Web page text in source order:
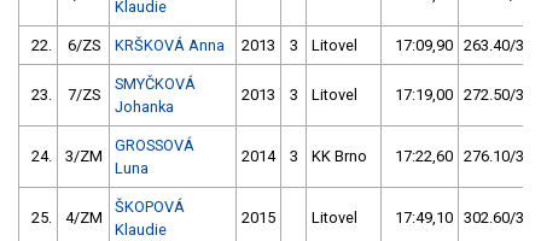
Klaudie
22. 6/ZS KRŠKOVÁ Anna 2013 3 Litovel 17:09,90 263.40/
23. 7/ZS
SMYČKOVÁ
Johanka
2013 3 Litovel 17:19,00 272.50/
24. 3/ZM
GROSSOVÁ
Luna
2014 3 KK Brno 17:22,60 276.10/
25. 4/ZM
ŠKOPOVÁ
Klaudie
2015 Litovel 17:49,10 302.60/